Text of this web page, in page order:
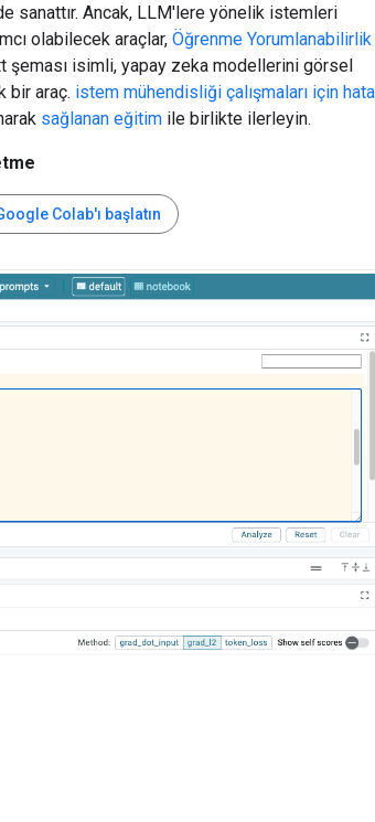
sanattır. Ancak, LLM'lere yönelik istemleri
olabilecek araçlar, Öğrenme Yorumlanabilirlik
şeması isimli, yapay zeka modellerini görsel
bir araç. istem mühendisliği çalışmaları için hata
sağlanan eğitim ile birlikte ilerleyin.
Colab'ı başlatın